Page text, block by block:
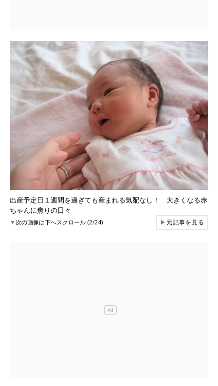
出産予定日１週間を過ぎても産まれる気配なし！ 大きくなる赤
ちゃんに焦りの日々
▼次の画像は下へスクロール (2/24) ▶元記事を見る